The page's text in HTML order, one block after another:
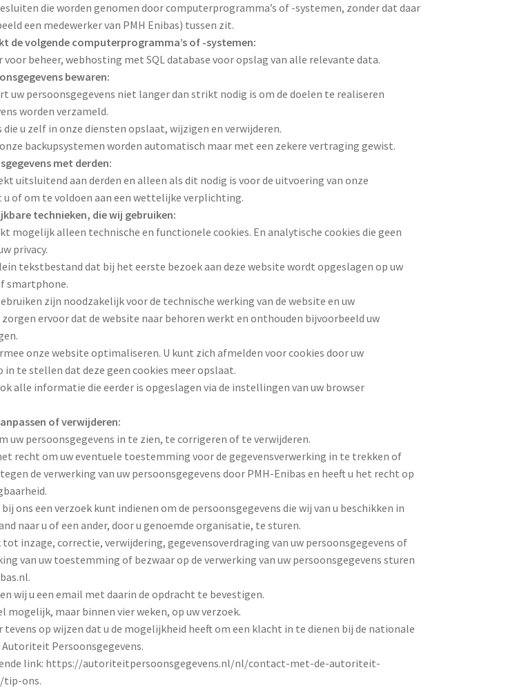
die worden genomen door computerprogramma’s of -systemen, zonder dat daar
een medewerker van PMH Enibas) tussen zit.
de volgende computerprogramma’s of -systemen:
beheer, webhosting met SQL database voor opslag van alle relevante data.
bewaren:
uw persoonsgegevens niet langer dan strikt nodig is om de doelen te realiseren
worden verzameld.
die u zelf in onze diensten opslaat, wijzigen en verwijderen.
backupsystemen worden automatisch maar met een zekere vertraging gewist.
met derden:
uitsluitend aan derden en alleen als dit nodig is voor de uitvoering van onze
of om te voldoen aan een wettelijke verplichting.
technieken, die wij gebruiken:
mogelijk alleen technische en functionele cookies. En analytische cookies die geen
privacy.
tekstbestand dat bij het eerste bezoek aan deze website wordt opgeslagen op uw
smartphone.
zijn noodzakelijk voor de technische werking van de website en uw
ervoor dat de website naar behoren werkt en onthouden bijvoorbeeld uw
onze website optimaliseren. U kunt zich afmelden voor cookies door uw
te stellen dat deze geen cookies meer opslaat.
alle informatie die eerder is opgeslagen via de instellingen van uw browser
of verwijderen:
uw persoonsgegevens in te zien, te corrigeren of te verwijderen.
recht om uw eventuele toestemming voor de gegevensverwerking in te trekken of
de verwerking van uw persoonsgegevens door PMH-Enibas en heeft u het recht op
ons een verzoek kunt indienen om de persoonsgegevens die wij van u beschikken in
naar u of een ander, door u genoemde organisatie, te sturen.
tot inzage, correctie, verwijdering, gegevensoverdraging van uw persoonsgegevens of
van uw toestemming of bezwaar op de verwerking van uw persoonsgegevens sturen
wij u een email met daarin de opdracht te bevestigen.
mogelijk, maar binnen vier weken, op uw verzoek.
tevens op wijzen dat u de mogelijkheid heeft om een klacht in te dienen bij de nationale
Persoonsgegevens.
link: https://autoriteitpersoonsgegevens.nl/nl/contact-met-de-autoriteit-
tip-ons.